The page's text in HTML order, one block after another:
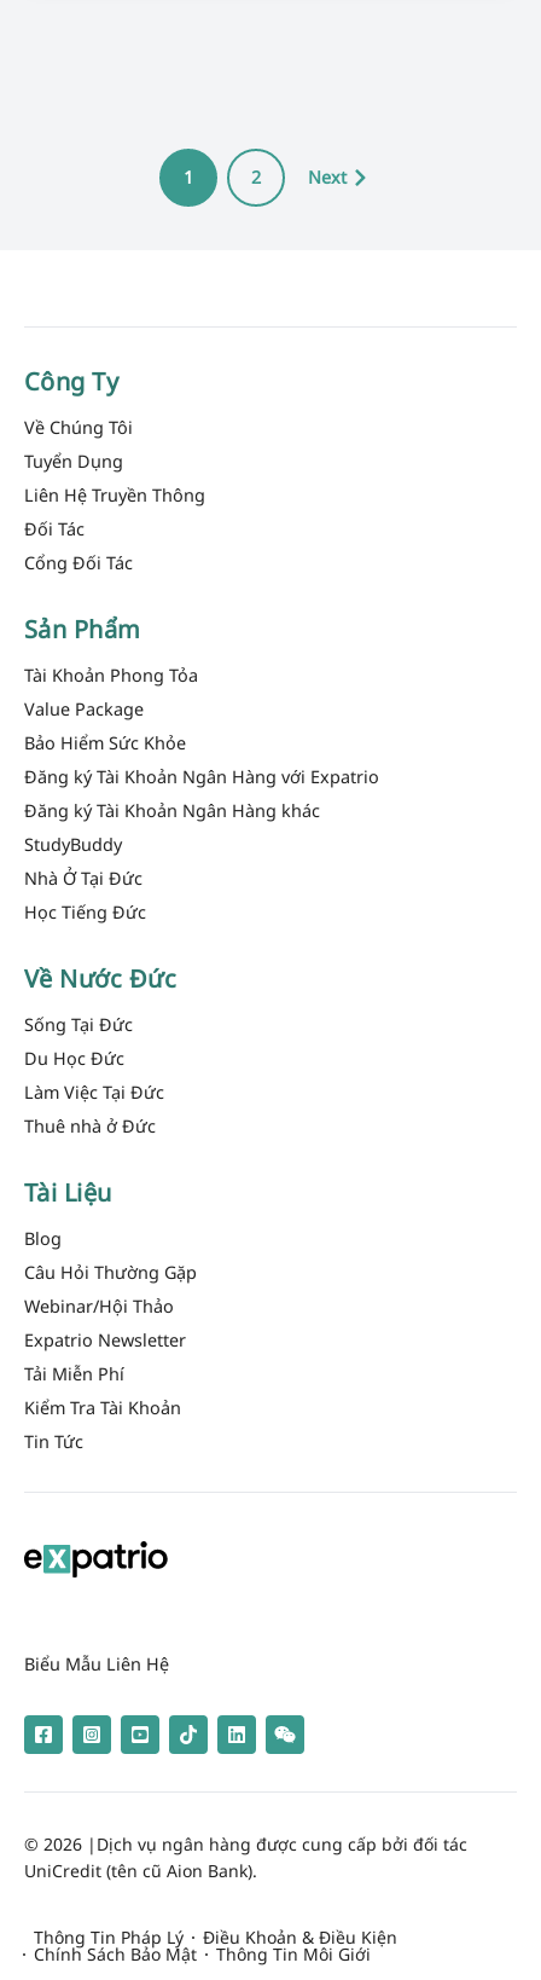
1 2 Next
Công Ty
Về Chúng Tôi
Tuyển Dụng
Liên Hệ Truyền Thông
Đối Tác
Cổng Đối Tác
Sản Phẩm
Tài Khoản Phong Tỏa
Value Package
Bảo Hiểm Sức Khỏe
Đăng ký Tài Khoản Ngân Hàng với Expatrio
Đăng ký Tài Khoản Ngân Hàng khác
StudyBuddy
Nhà Ở Tại Đức
Học Tiếng Đức
Về Nước Đức
Sống Tại Đức
Du Học Đức
Làm Việc Tại Đức
Thuê nhà ở Đức
Tài Liệu
Blog
Câu Hỏi Thường Gặp
Webinar/Hội Thảo
Expatrio Newsletter
Tải Miễn Phí
Kiểm Tra Tài Khoản
Tin Tức
Biểu Mẫu Liên Hệ
© 2026 | Dịch vụ ngân hàng được cung cấp bởi đối tác
UniCredit (tên cũ Aion Bank).
Thông Tin Pháp Lý Điều Khoản & Điều Kiện
Chính Sách Bảo Mật Thông Tin Môi Giới